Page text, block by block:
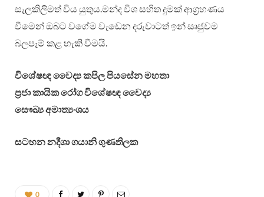
සැලකිලිමත් විය යුතුය.මන්ද විශ සහිත දුමක් ආග්‍රහණය
වීමෙන් ඔබට වගේම වැඩෙන දරුවාටත් ඉන් සෘජුවම
බලපෑම් කළ හැකි වීමයි.
විශේෂඥ වෛද්‍ය කපිල පියසේන මහතා
ප්‍රජා කායික රෝග විශේෂඥ වෛද්‍ය
සෞඛ්‍ය අමාත්‍යංශය
සටහන නදීශා ගයානි ගුණතිලක
0